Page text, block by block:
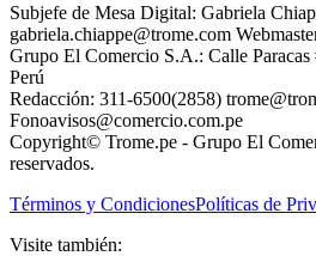
Subjefe de Mesa Digital: Gabriela
gabriela.chiappe@trome.com
Grupo El Comercio S.A.: Calle
Perú
Redacción: 311-6500(2858)
Fonoavisos@comercio.com.pe
Copyright© Trome.pe - Grupo El
reservados.
Términos y CondicionesPolíticas de
Visite también: